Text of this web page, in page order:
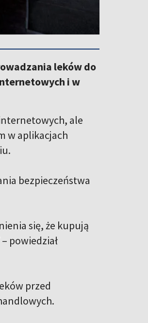
leków do
i w
ale
w aplikacjach
bezpieczeństwa
się, że kupują
powiedział
przed